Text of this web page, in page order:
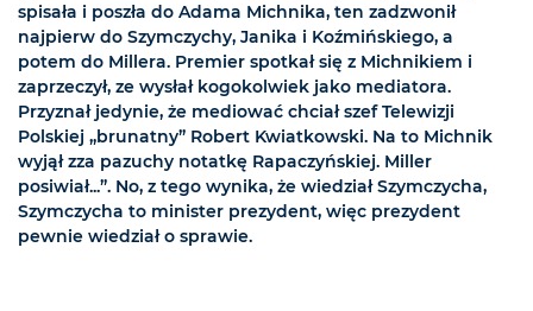
spisała i poszła do Adama Michnika, ten zadzwonił
najpierw do Szymczychy, Janika i Koźmińskiego, a
potem do Millera. Premier spotkał się z Michnikiem i
zaprzeczył, ze wysłał kogokolwiek jako mediatora.
Przyznał jedynie, że mediować chciał szef Telewizji
Polskiej „brunatny” Robert Kwiatkowski. Na to Michnik
wyjął zza pazuchy notatkę Rapaczyńskiej. Miller
posiwiał...”. No, z tego wynika, że wiedział Szymczycha,
Szymczycha to minister prezydent, więc prezydent
pewnie wiedział o sprawie.